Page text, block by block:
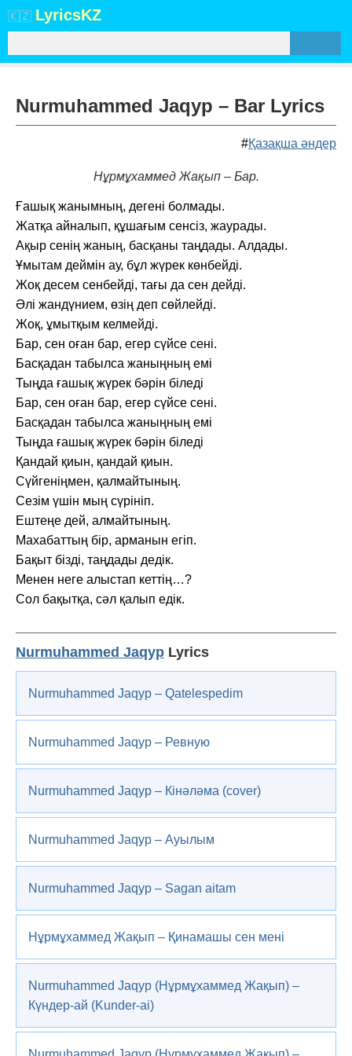
🇰🇿 LyricsKZ
Nurmuhammed Jaqyp – Bar Lyrics
#Қазақша әндер
Нұрмұхаммед Жақып – Бар.
Ғашық жанымның, дегені болмады.
Жатқа айналып, құшағым сенсіз, жаурады.
Ақыр сенің жаның, басқаны таңдады. Алдады.
Ұмытам деймін ау, бұл жүрек көнбейді.
Жоқ десем сенбейді, тағы да сен дейді.
Әлі жандүнием, өзің деп сөйлейді.
Жоқ, ұмытқым келмейді.
Бар, сен оған бар, егер сүйсе сені.
Басқадан табылса жаныңның емі
Тыңда ғашық жүрек бәрін біледі
Бар, сен оған бар, егер сүйсе сені.
Басқадан табылса жаныңның емі
Тыңда ғашық жүрек бәрін біледі
Қандай қиын, қандай қиын.
Сүйгеніңмен, қалмайтының.
Сезім үшін мың сүрініп.
Ештеңе дей, алмайтының.
Махабаттың бір, арманын егіп.
Бақыт бізді, таңдады дедік.
Менен неге алыстап кеттің…?
Сол бақытқа, сәл қалып едік.
Nurmuhammed Jaqyp Lyrics
Nurmuhammed Jaqyp – Qatelespedim
Nurmuhammed Jaqyp – Ревную
Nurmuhammed Jaqyp – Кінәләма (cover)
Nurmuhammed Jaqyp – Ауылым
Nurmuhammed Jaqyp – Sagan aitam
Нұрмұхаммед Жақып – Қинамашы сен мені
Nurmuhammed Jaqyp (Нұрмұхаммед Жақып) –
Күндер-ай (Kunder-ai)